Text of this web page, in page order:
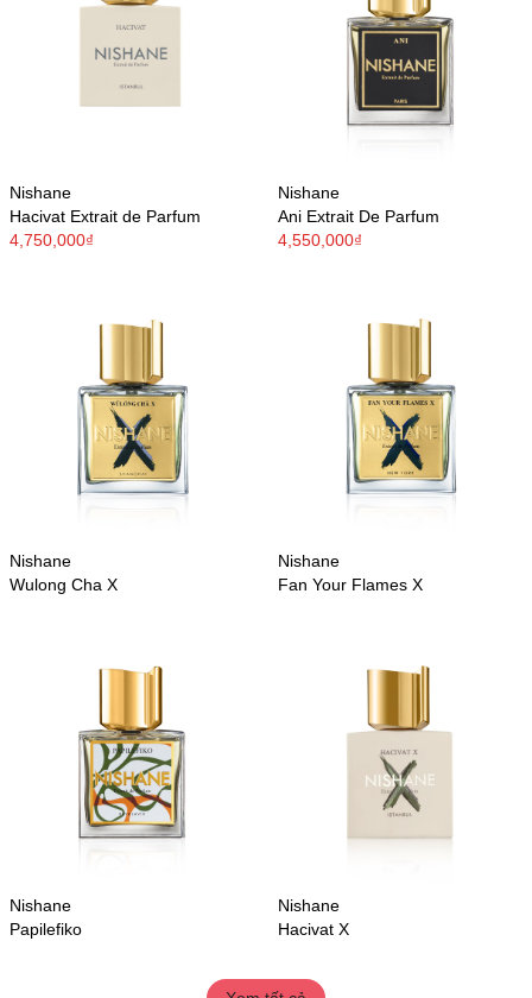
Nishane
Hacivat Extrait de Parfum
4,750,000₫
Nishane
Ani Extrait De Parfum
4,550,000₫
Nishane
Wulong Cha X
Nishane
Fan Your Flames X
Nishane
Papilefiko
Nishane
Hacivat X